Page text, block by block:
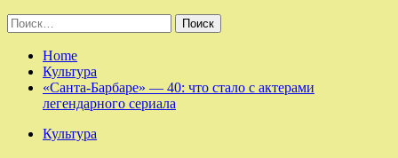
Найти:
Home
Культура
«Санта-Барбаре» — 40: что стало с актерами
легендарного сериала
Культура